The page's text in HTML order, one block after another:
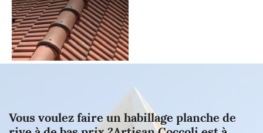
Vous voulez faire un habillage planche de